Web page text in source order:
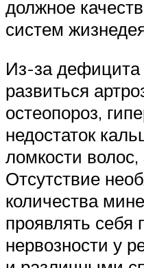
должное
систем
Из-за дефицита
развиться
остеопороз,
недостаток
ломкости волос,
Отсутствие
количества
проявлять себя
нервозности у